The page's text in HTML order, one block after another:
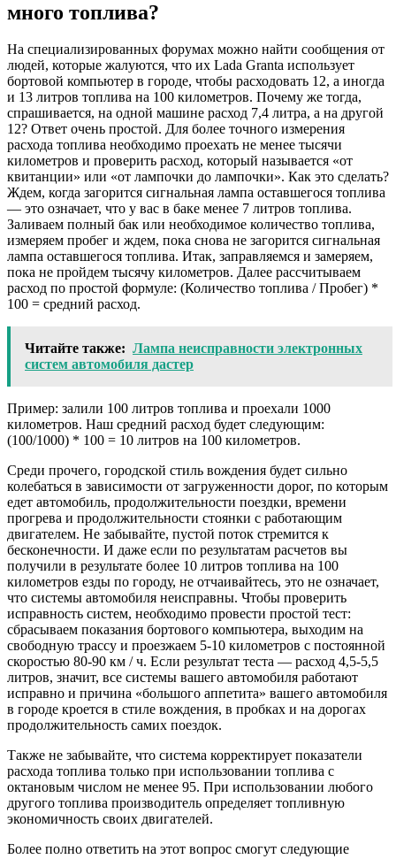
много топлива?
На специализированных форумах можно найти сообщения от
людей, которые жалуются, что их Lada Granta использует
бортовой компьютер в городе, чтобы расходовать 12, а иногда
и 13 литров топлива на 100 километров. Почему же тогда,
спрашивается, на одной машине расход 7,4 литра, а на другой
12? Ответ очень простой. Для более точного измерения
расхода топлива необходимо проехать не менее тысячи
километров и проверить расход, который называется «от
квитанции» или «от лампочки до лампочки». Как это сделать?
Ждем, когда загорится сигнальная лампа оставшегося топлива
— это означает, что у вас в баке менее 7 литров топлива.
Заливаем полный бак или необходимое количество топлива,
измеряем пробег и ждем, пока снова не загорится сигнальная
лампа оставшегося топлива. Итак, заправляемся и замеряем,
пока не пройдем тысячу километров. Далее рассчитываем
расход по простой формуле: (Количество топлива / Пробег) *
100 = средний расход.
Читайте также: Лампа неисправности электронных
систем автомобиля дастер
Пример: залили 100 литров топлива и проехали 1000
километров. Наш средний расход будет следующим:
(100/1000) * 100 = 10 литров на 100 километров.
Среди прочего, городской стиль вождения будет сильно
колебаться в зависимости от загруженности дорог, по которым
едет автомобиль, продолжительности поездки, времени
прогрева и продолжительности стоянки с работающим
двигателем. Не забывайте, пустой поток стремится к
бесконечности. И даже если по результатам расчетов вы
получили в результате более 10 литров топлива на 100
километров езды по городу, не отчаивайтесь, это не означает,
что системы автомобиля неисправны. Чтобы проверить
исправность систем, необходимо провести простой тест:
сбрасываем показания бортового компьютера, выходим на
свободную трассу и проезжаем 5-10 километров с постоянной
скоростью 80-90 км / ч. Если результат теста — расход 4,5-5,5
литров, значит, все системы вашего автомобиля работают
исправно и причина «большого аппетита» вашего автомобиля
в городе кроется в стиле вождения, в пробках и на дорогах
продолжительность самих поездок.
Также не забывайте, что система корректирует показатели
расхода топлива только при использовании топлива с
октановым числом не менее 95. При использовании любого
другого топлива производитель определяет топливную
экономичность своих двигателей.
Более полно ответить на этот вопрос смогут следующие